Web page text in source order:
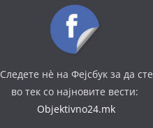
Следете нè на Фејсбук за да сте
во тек со најновите вести:
Objektivno24.mk